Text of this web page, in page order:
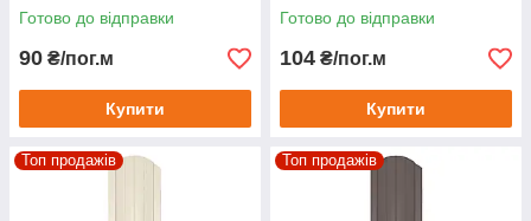
Готово до відправки
90 ₴/пог.м
Купити
Готово до відправки
104 ₴/пог.м
Купити
Топ продажів Топ продажів